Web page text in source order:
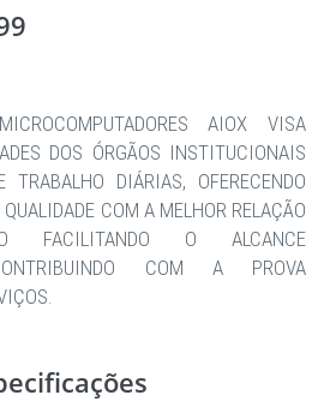
AIOX VISA
DOS ÓRGÃOS INSTITUCIONAIS
DIÁRIAS, OFERECENDO
COM A MELHOR RELAÇÃO
FACILITANDO O ALCANCE
COM A PROVA